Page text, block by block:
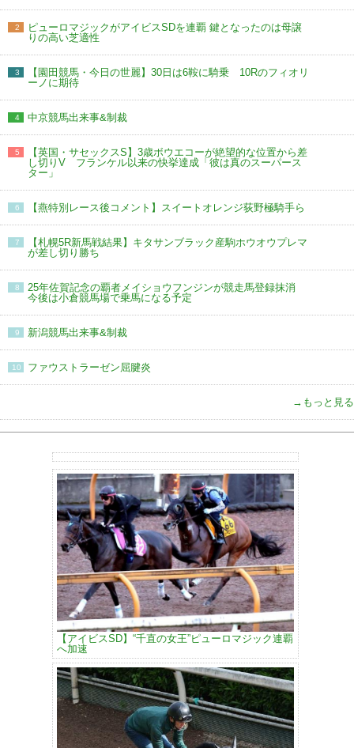
2
ピューロマジックがアイビスSDを連覇 鍵となったのは母譲
りの高い芝適性
3
【園田競馬・今日の世麗】30日は6鞍に騎乗 10Rのフィオリ
ーノに期待
4 中京競馬出来事&制裁
5
【英国・サセックスS】3歳ボウエコーが絶望的な位置から差
し切りV フランケル以来の快挙達成「彼は真のスーパース
ター」
6 【燕特別レース後コメント】スイートオレンジ荻野極騎手ら
7
【札幌5R新馬戦結果】キタサンブラック産駒ホウオウプレマ
が差し切り勝ち
8
25年佐賀記念の覇者メイショウフンジンが競走馬登録抹消
今後は小倉競馬場で乗馬になる予定
9 新潟競馬出来事&制裁
10 ファウストラーゼン屈腱炎
→もっと見る
【アイビスSD】“千直の女王”ピューロマジック連覇
へ加速